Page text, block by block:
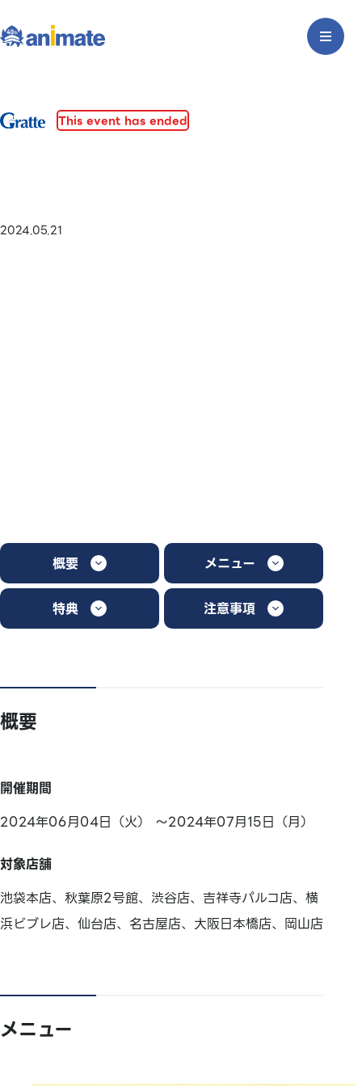
This event has ended
2024.05.21
概要 メニュー
特典 注意事項
概要
開催期間
2024年06月04日（火） ～2024年07月15日（月）
対象店舗
池袋本店、秋葉原2号館、渋谷店、吉祥寺パルコ店、横
浜ビブレ店、仙台店、名古屋店、大阪日本橋店、岡山店
メニュー